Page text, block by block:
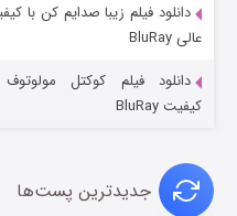
جادوگری در مغولستان
دانلود فیلم زیبا صدایم کن با
عالی BluRay
دانلود فیلم کوکتل
کیفیت BluRay
جدیدترین پست‌ها